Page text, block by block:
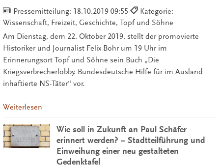
Pressemitteilung: 18.10.2019 09:55
Kategorie:
Wissenschaft, Freizeit, Geschichte, Topf und Söhne
Am Dienstag, dem 22. Oktober 2019, stellt der promovierte
Historiker und Journalist Felix Bohr um 19 Uhr im
Erinnerungsort Topf und Söhne sein Buch „Die
Kriegsverbrecherlobby. Bundesdeutsche Hilfe für im Ausland
inhaftierte NS-Täter“ vor.
Weiterlesen
Wie soll in Zukunft an Paul Schäfer
erinnert werden? – Stadtteilführung und
Einweihung einer neu gestalteten
Gedenktafel